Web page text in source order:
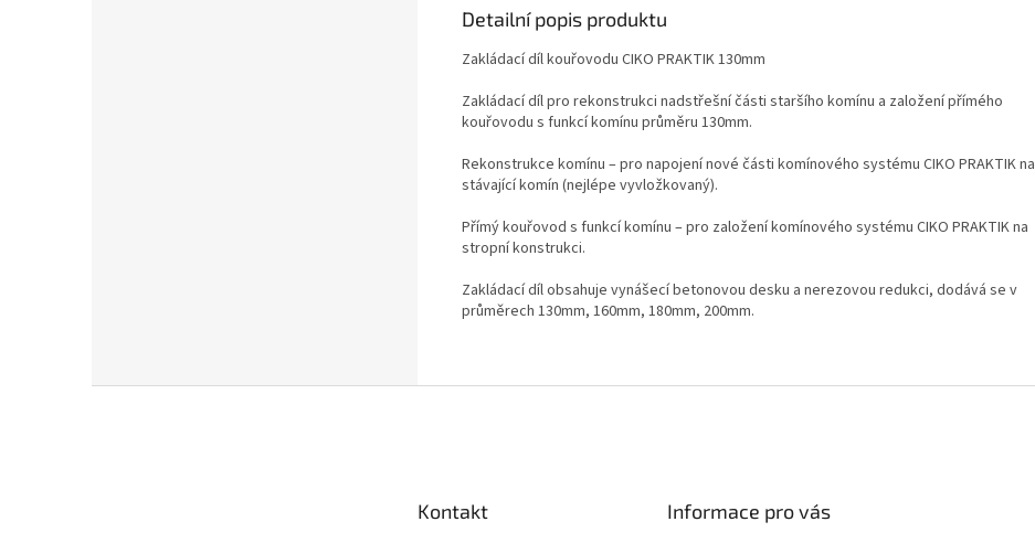
Detailní popis produktu
Zakládací díl kouřovodu CIKO PRAKTIK 130mm
Zakládací díl pro rekonstrukci nadstřešní části staršího komínu a založení přímého
kouřovodu s funkcí komínu průměru 130mm.
Rekonstrukce komínu – pro napojení nové části komínového systému CIKO PRAKTIK na
stávající komín (nejlépe vyvložkovaný).
Přímý kouřovod s funkcí komínu – pro založení komínového systému CIKO PRAKTIK na
stropní konstrukci.
Zakládací díl obsahuje vynášecí betonovou desku a nerezovou redukci, dodává se v
průměrech 130mm, 160mm, 180mm, 200mm.
Kontakt Informace pro vás